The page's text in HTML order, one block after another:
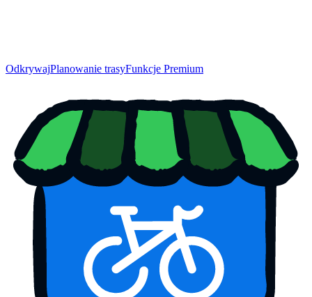
OdkrywajPlanowanie trasyFunkcje Premium